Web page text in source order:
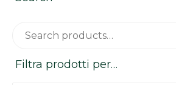
Filtra prodotti per…